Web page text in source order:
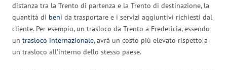
distanza tra la Trento di partenza e la Trento di destinazione, la
quantità di beni da trasportare e i servizi aggiuntivi richiesti dal
cliente. Per esempio, un trasloco da Trento a Fredericia, essendo
un trasloco internazionale, avrà un costo più elevato rispetto a
un trasloco all’interno dello stesso paese.